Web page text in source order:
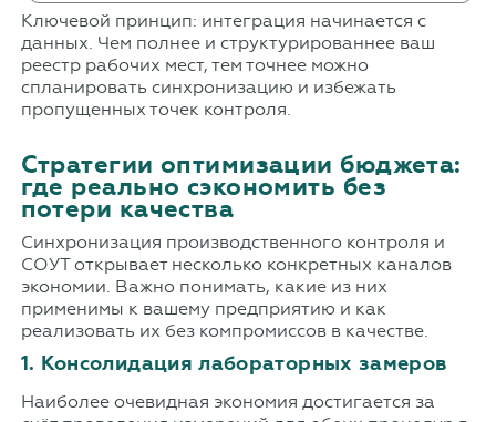
Ключевой принцип: интеграция начинается с
данных. Чем полнее и структурированнее ваш
реестр рабочих мест, тем точнее можно
спланировать синхронизацию и избежать
пропущенных точек контроля.
Стратегии оптимизации бюджета:
где реально сэкономить без
потери качества
Синхронизация производственного контроля и
СОУТ открывает несколько конкретных каналов
экономии. Важно понимать, какие из них
применимы к вашему предприятию и как
реализовать их без компромиссов в качестве.
1. Консолидация лабораторных замеров
Наиболее очевидная экономия достигается за